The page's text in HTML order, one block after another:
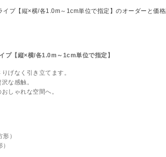
プ【縦×横/各1.0m～1cm単位で指定】
げなく引き立てます。
な感触。
しゃれな空間へ。
）